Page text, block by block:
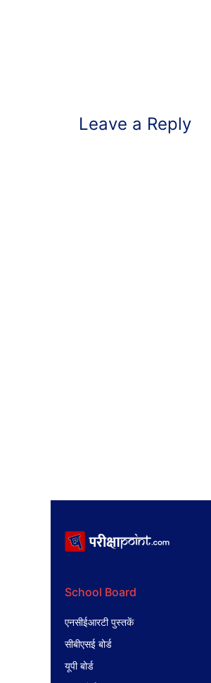
Leave a Reply
School Board
एनसीईआरटी पुस्तकें
सीबीएसई बोर्ड
यूपी बोर्ड